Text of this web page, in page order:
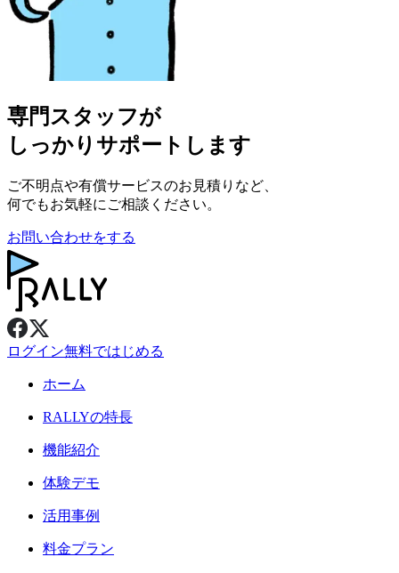
専門スタッフが
しっかりサポートします
ご不明点や有償サービスのお見積りなど、
何でもお気軽にご相談ください。
お問い合わせをする
ログイン無料ではじめる
ホーム
RALLYの特長
機能紹介
体験デモ
活用事例
料金プラン